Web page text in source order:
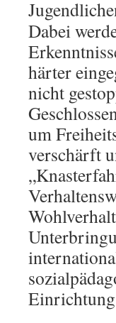
Dabei
härter
nicht
um
verschärft